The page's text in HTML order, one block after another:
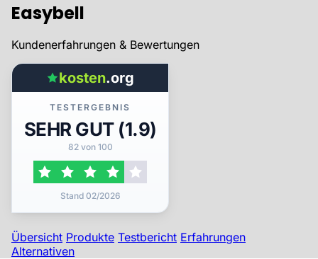
Easybell
Kundenerfahrungen & Bewertungen
kosten.org
TESTERGEBNIS
SEHR GUT (1.9)
82 von 100
Stand 02/2026
Übersicht Produkte Testbericht Erfahrungen
Alternativen